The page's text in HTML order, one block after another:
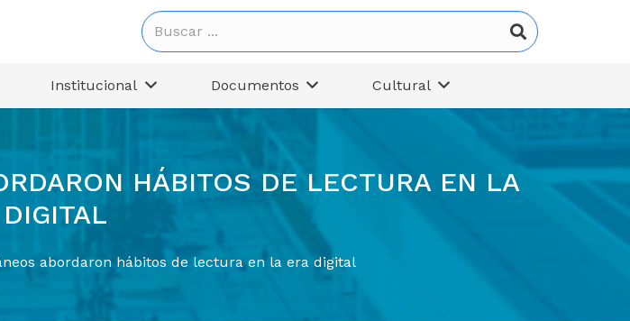
Institucional Documentos Cultural
HÁBITOS DE LECTURA EN LA
abordaron hábitos de lectura en la era digital